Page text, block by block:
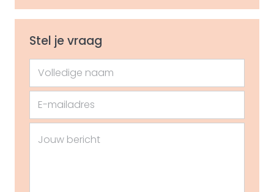
Stel je vraag